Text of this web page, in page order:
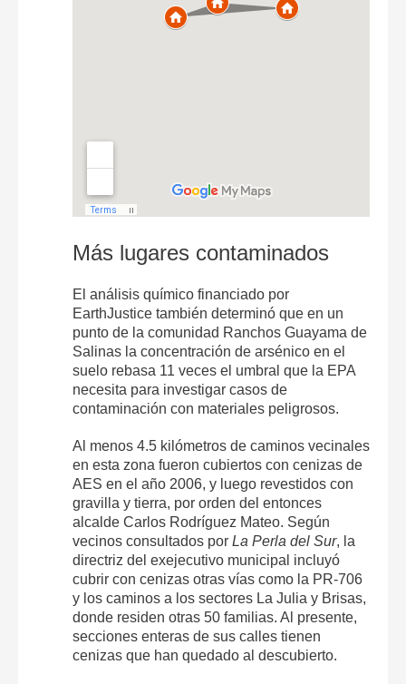
Más lugares contaminados
El análisis químico financiado por
EarthJustice también determinó que en un
punto de la comunidad Ranchos Guayama de
Salinas la concentración de arsénico en el
suelo rebasa 11 veces el umbral que la EPA
necesita para investigar casos de
contaminación con materiales peligrosos.
Al menos 4.5 kilómetros de caminos vecinales
en esta zona fueron cubiertos con cenizas de
AES en el año 2006, y luego revestidos con
gravilla y tierra, por orden del entonces
alcalde Carlos Rodríguez Mateo. Según
vecinos consultados por La Perla del Sur, la
directriz del exejecutivo municipal incluyó
cubrir con cenizas otras vías como la PR-706
y los caminos a los sectores La Julia y Brisas,
donde residen otras 50 familias. Al presente,
secciones enteras de sus calles tienen
cenizas que han quedado al descubierto.